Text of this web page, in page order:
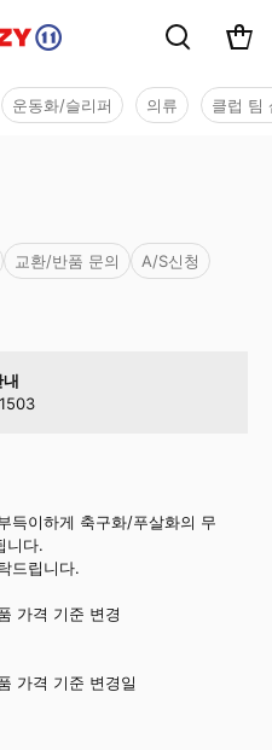
운동화/슬리퍼 의류 클럽 팀
교환/반품 문의
A/S신청
1503
득이하게 축구화/푸살화의 무
니다.
드립니다.
가격 기준 변경
가격 기준 변경일